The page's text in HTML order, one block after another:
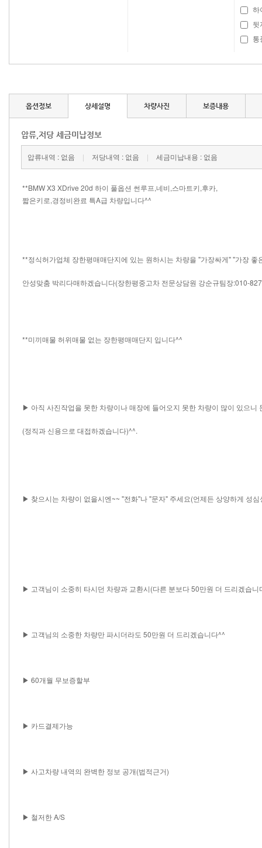
하
뒷
통
옵션정보 상세설명 차량사진 보증내용
압류,저당 세금미납정보
압류내역 : 없음 | 저당내역 : 없음 | 세금미납내용 : 없음
​**BMW X3 XDrive 20d 하이 풀옵션 썬루프,네비,스마트키,후카,
짧은키로,경정비완료 특A급 차량입니다^^
**정식허가업체 장한평매매단지에 있는 원하시는 차량을 "가장싸게" "가장 좋
안성맞춤 박리다매하겠습니다(장한평중고차 전문상담원 강순규팀장:010-
**미끼매물 허위매물 없는 장한평매매단지 입니다^^
▶ 아직 사진작업을 못한 차량이나 매장에 들어오지 못한 차량이 많이 있으니
(정직과 신용으로 대접하겠습니다)^^.
▶ 찾으시는 차량이 없을시엔~~ "전화"나 "문자" 주세요(언제든 상양하게 성
▶ 고객님이 소중히 타시던 차량과 교환시(다른 분보다 50만원 더 드리겠습
▶ 고객님의 소중한 차량만 파시더라도 50만원 더 드리겠습니다^^
▶ 60개월 무보증할부
▶ 카드결제가능
▶ 사고차량 내역의 완벽한 정보 공개(법적근거)
▶ 철저한 A/S